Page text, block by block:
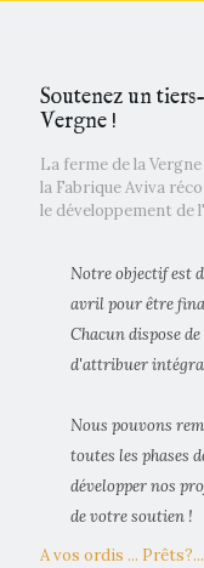
Soutenez un
Vergne !
La ferme de la
la Fabrique Aviva
le développement de
Notre objectif est
avril pour être
Chacun dispose
d'attribuer
Nous pouvons
toutes les phases
développer nos
de votre soutien !
A vos ordis ...